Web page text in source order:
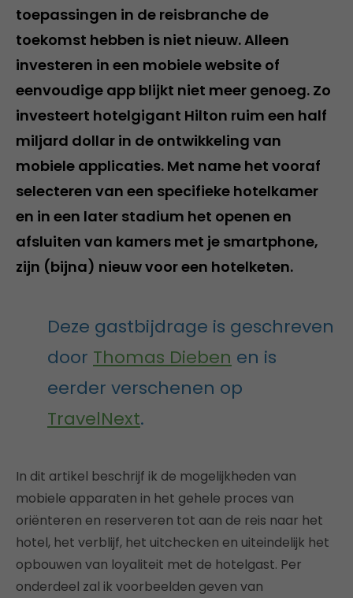
toepassingen in de reisbranche de
toekomst hebben is niet nieuw. Alleen
investeren in een mobiele website of
eenvoudige app blijkt niet meer genoeg. Zo
investeert hotelgigant Hilton ruim een half
miljard dollar in de ontwikkeling van
mobiele applicaties. Met name het vooraf
selecteren van een specifieke hotelkamer
en in een later stadium het openen en
afsluiten van kamers met je smartphone,
zijn (bijna) nieuw voor een hotelketen.
Deze gastbijdrage is geschreven
door Thomas Dieben en is
eerder verschenen op
TravelNext.
In dit artikel beschrijf ik de mogelijkheden van
mobiele apparaten in het gehele proces van
oriënteren en reserveren tot aan de reis naar het
hotel, het verblijf, het uitchecken en uiteindelijk het
opbouwen van loyaliteit met de hotelgast. Per
onderdeel zal ik voorbeelden geven van